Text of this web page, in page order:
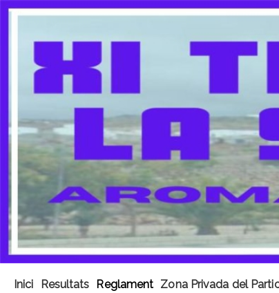
Inici Resultats Reglament Zona Privada del